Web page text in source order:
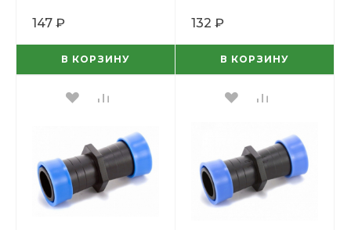
147 ₽
В КОРЗИНУ
132 ₽
В КОРЗИНУ